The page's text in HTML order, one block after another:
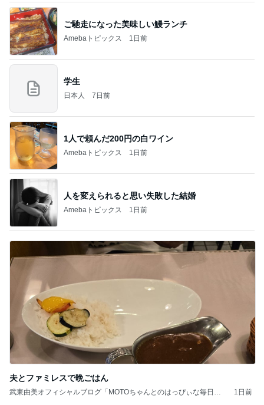
ご馳走になった美味しい鰻ランチ
Amebaトピックス 1日前
学生
日本人 7日前
1人で頼んだ200円の白ワイン
Amebaトピックス 1日前
人を変えられると思い失敗した結婚
Amebaトピックス 1日前
夫とファミレスで晩ごはん
武東由美オフィシャルブログ「MOTOちゃんとのはっぴぃな毎日」P
1日前